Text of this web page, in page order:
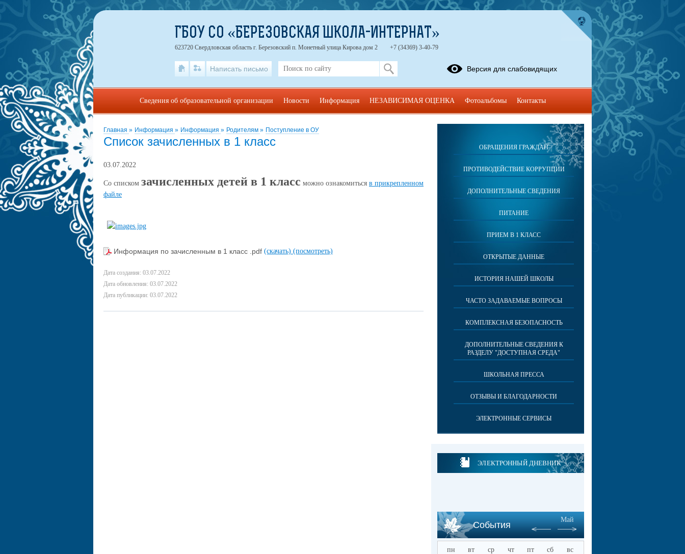
Главная » Информация » Информация » Родителям » Поступление в ОУ
Список зачисленных в 1 класс
03.07.2022
Со списком зачисленных детей в 1 класс можно ознакомиться в прикрепленном
файле
Информация по зачисленным в 1 класс .pdf (скачать) (посмотреть)
Дата создания: 03.07.2022
Дата обновления: 03.07.2022
Дата публикации: 03.07.2022
ОБРАЩЕНИЯ ГРАЖДАН
ПРОТИВОДЕЙСТВИЕ КОРРУПЦИИ
ДОПОЛНИТЕЛЬНЫЕ СВЕДЕНИЯ
ПИТАНИЕ
ПРИЕМ В 1 КЛАСС
ОТКРЫТЫЕ ДАННЫЕ
ИСТОРИЯ НАШЕЙ ШКОЛЫ
ЧАСТО ЗАДАВАЕМЫЕ ВОПРОСЫ
КОМПЛЕКСНАЯ БЕЗОПАСНОСТЬ
ДОПОЛНИТЕЛЬНЫЕ СВЕДЕНИЯ К
РАЗДЕЛУ "ДОСТУПНАЯ СРЕДА"
ШКОЛЬНАЯ ПРЕССА
ОТЗЫВЫ И БЛАГОДАРНОСТИ
ЭЛЕКТРОННЫЕ СЕРВИСЫ
ЭЛЕКТРОННЫЙ ДНЕВНИК
События
Май
пн вт ср чт пт сб вс
ГБОУ СО «БЕРЕЗОВСКАЯ ШКОЛА-ИНТЕРНАТ»
623720 Свердловская область г. Березовский п. Монетный улица Кирова дом 2 +7 (34369) 3-40-79
Написать письмо Версия для слабовидящих
Сведения об образовательной организации Новости Информация НЕЗАВИСИМАЯ ОЦЕНКА Фотоальбомы Контакты